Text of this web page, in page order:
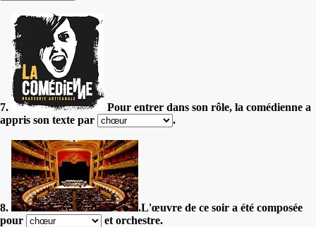
7.
Pour entrer dans son rôle, la comédienne a
appris son texte par
.
8.
.L'œuvre de ce soir a été composée
pour
et orchestre.